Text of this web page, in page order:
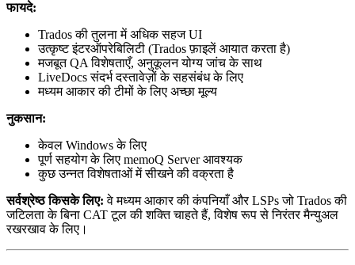
फायदे:
Trados की तुलना में अधिक सहज UI
उत्कृष्ट इंटरऑपरेबिलिटी (Trados फ़ाइलें आयात करता है)
मजबूत QA विशेषताएँ, अनुकूलन योग्य जांच के साथ
LiveDocs संदर्भ दस्तावेज़ों के सहसंबंध के लिए
मध्यम आकार की टीमों के लिए अच्छा मूल्य
नुकसान:
केवल Windows के लिए
पूर्ण सहयोग के लिए memoQ Server आवश्यक
कुछ उन्नत विशेषताओं में सीखने की वक्रता है
सर्वश्रेष्ठ किसके लिए: वे मध्यम आकार की कंपनियाँ और LSPs जो Trados की
जटिलता के बिना CAT टूल की शक्ति चाहते हैं, विशेष रूप से निरंतर मैन्युअल
रखरखाव के लिए।